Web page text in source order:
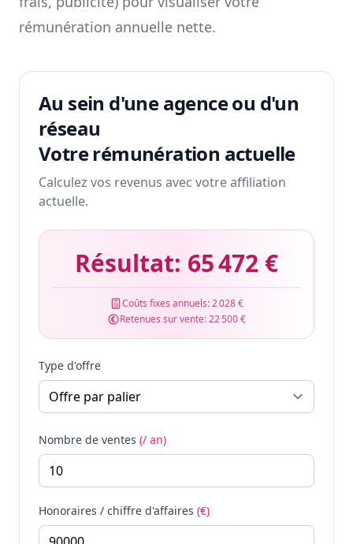
rémunération annuelle nette.
Au sein d'une agence ou d'un
réseau
Votre rémunération actuelle
Calculez vos revenus avec votre affiliation
actuelle.
Résultat: 65 472 €
Coûts fixes annuels:2 028 €
Retenues sur vente:22 500 €
Type d'offre
Nombre de ventes (/ an)
Honoraires / chiffre d'affaires (€)